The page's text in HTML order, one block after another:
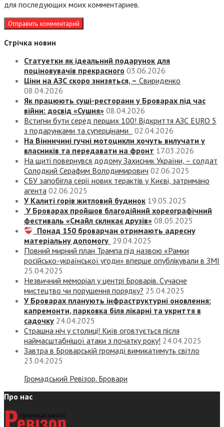
для последующих моих комментариев.
Стрічка новин
Статуетки як ідеальний подарунок для
поціновувачів прекрасного 03.06.2026
Ціни на АЗС скоро знизяться, – Свириденко
08.04.2026
Як працюють суші-ресторани у Броварах під час
війни: досвід «Сушия» 08.04.2026
Встигни бути серед перших 100! Відкриття АЗС EURO 5
з подарунками та суперцінами
02.04.2026
На Вінничині гучні мотоцикли хочуть вилучати у
власників та передавати на фронт 17.03.2026
На щиті повернувся додому Захисник України, – солдат
Солодкий Серафим Володимирович 02.06.2025
СБУ запобігла серії нових терактів у Києві, затримано
агента 02.06.2025
У Калиті горів житловий будинок 19.05.2025
У Броварах пройшов благодійний хореографічний
фестиваль «Смайл скликає друзів» 08.05.2025
Понад 150 броварчан отримають адресну
матеріальну допомогу 29.04.2025
Повний мирний план Трампа під назвою «‎Рамки
російсько-української угоди» вперше опублікували в ЗМІ
25.04.2025
Незвичний меморіал у центрі Броварів. Сучасне
мистецтво чи порушення порядку? 25.04.2025
У Броварах планують інфраструктурні оновлення:
капремонти, парковка біля лікарні та укриття в
садочку 24.04.2025
Страшна ніч у столиці! Київ оговтується після
наймасштабнішої атаки з початку року! 24.04.2025
Завтра в Броварській громаді вимикатимуть світло
23.04.2025
Громадський Ревізор. Бровари
Про нас